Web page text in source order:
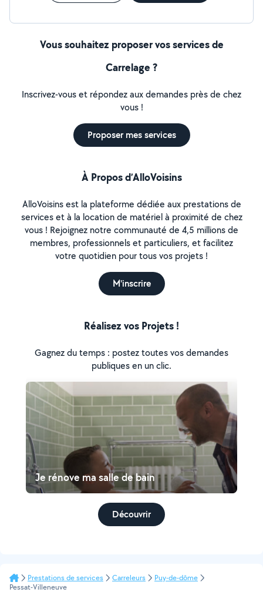
Vous souhaitez proposer vos services de
Carrelage ?
Inscrivez-vous et répondez aux demandes près de chez
vous !
Proposer mes services
À Propos d’AlloVoisins
AlloVoisins est la plateforme dédiée aux prestations de
services et à la location de matériel à proximité de chez
vous ! Rejoignez notre communauté de 4,5 millions de
membres, professionnels et particuliers, et facilitez
votre quotidien pour tous vos projets !
M'inscrire
Réalisez vos Projets !
Gagnez du temps : postez toutes vos demandes
publiques en un clic.
Je rénove ma salle de bain
Découvrir
Prestations de services Carreleurs
Puy-de-dôme
Pessat-Villeneuve